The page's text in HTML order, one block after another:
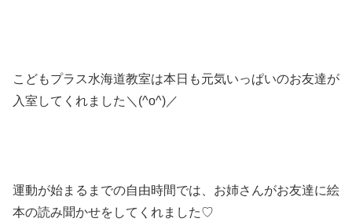
こどもプラス水海道教室は本日も元気いっぱいのお友達が
入室してくれました＼(^o^)／
運動が始まるまでの自由時間では、お姉さんがお友達に絵
本の読み聞かせをしてくれました♡